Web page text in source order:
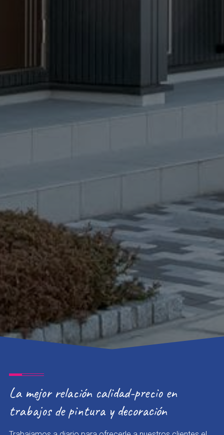
La mejor relación calidad-precio en
trabajos de pintura y decoración